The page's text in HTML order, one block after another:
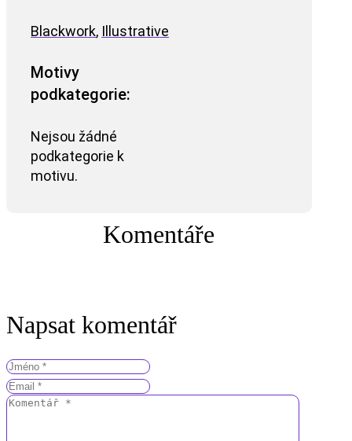
Blackwork, Illustrative
Motivy
podkategorie:
Nejsou žádné
podkategorie k
motivu.
Komentáře
Napsat komentář